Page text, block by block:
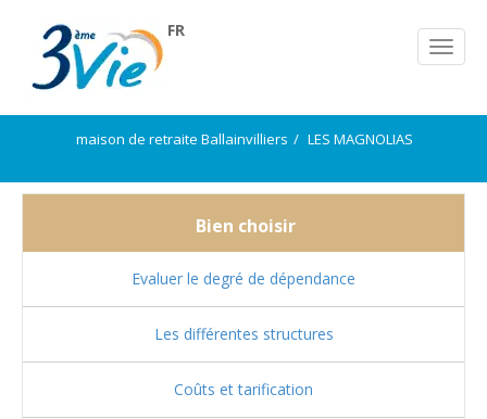
FR
maison de retraite Ballainvilliers LES MAGNOLIAS
Bien choisir
Evaluer le degré de dépendance
Les différentes structures
Coûts et tarification